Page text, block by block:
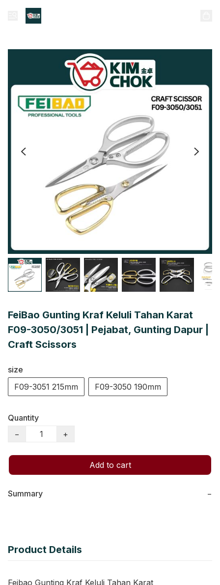
FeiBao Gunting Kraf Keluli Tahan Karat
F09-3050/3051 | Pejabat, Gunting Dapur |
Craft Scissors
size
F09-3051 215mm
F09-3050 190mm
Quantity
−
+
Add to cart
Summary −
Product Details
Feibao Gunting Kraf Keluli Tahan Karat